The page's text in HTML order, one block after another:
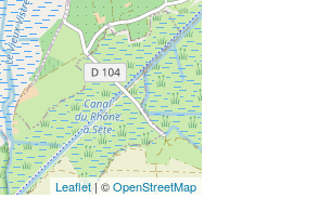
Leaflet| ©OpenStreetMap